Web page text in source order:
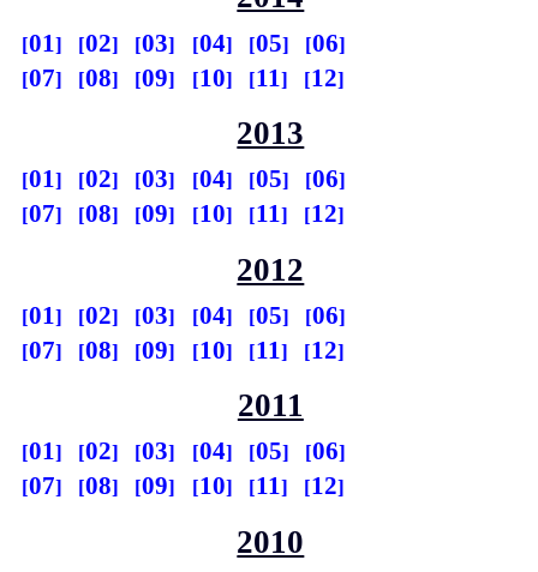
01 02 03 04 05
06
07
08 09 10 11 12
2013
01 02 03 04 05
06
07
08 09 10 11 12
2012
01 02 03 04 05
06
07
08 09 10 11 12
2011
01 02 03 04 05
06
07
08 09 10 11 12
2010